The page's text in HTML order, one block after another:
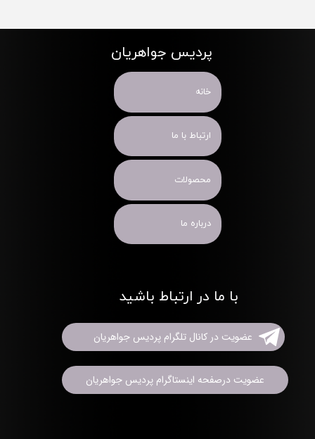
پردیس جواهریان
خانه
ارتباط با ما
محصولات
درباره ما
با ما در ارتباط باشید
عضویت در کانال تلگرام پردیس جواهریان
عضویت درصفحه اینستاگرام پردیس جواهریان